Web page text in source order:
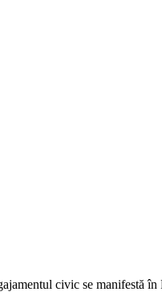
civic se manifestă în